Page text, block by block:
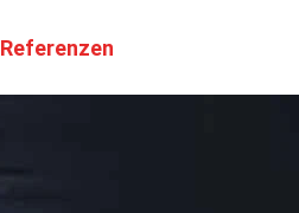
Referenzen